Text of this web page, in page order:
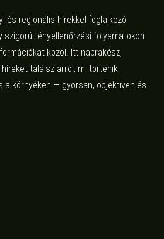
és regionális hírekkel foglalkozó
szigorú tényellenőrzési folyamatokon
közöl. Itt naprakész,
találsz arról, mi történik
a környéken — gyorsan, objektíven és